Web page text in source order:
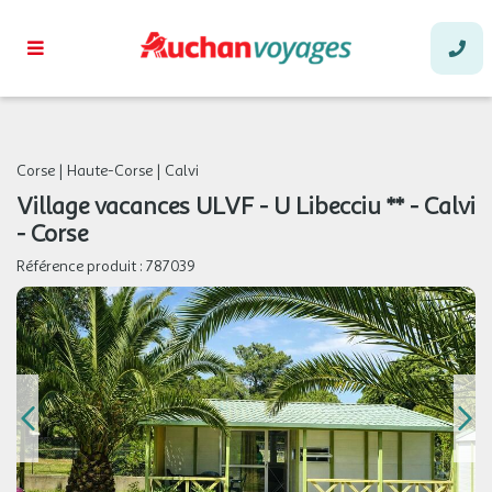
Corse | Haute-Corse | Calvi
Village vacances ULVF - U Libecciu ** - Calvi
- Corse
Référence produit : 787039